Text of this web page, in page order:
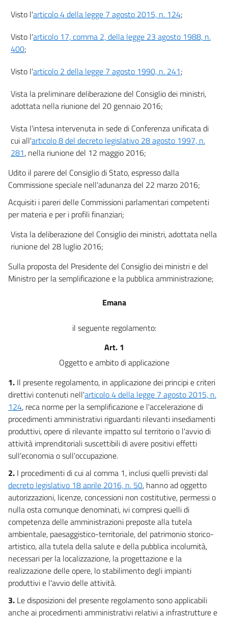
Visto l'articolo 4 della legge 7 agosto 2015, n. 124;
Visto l'articolo 17, comma 2, della legge 23 agosto 1988, n.
400;
Visto l'articolo 2 della legge 7 agosto 1990, n. 241;
Vista la preliminare deliberazione del Consiglio dei ministri,
adottata nella riunione del 20 gennaio 2016;
Vista l'intesa intervenuta in sede di Conferenza unificata di
cui all'articolo 8 del decreto legislativo 28 agosto 1997, n.
281, nella riunione del 12 maggio 2016;
Udito il parere del Consiglio di Stato, espresso dalla
Commissione speciale nell'adunanza del 22 marzo 2016;
Acquisiti i pareri delle Commissioni parlamentari competenti
per materia e per i profili finanziari;
Vista la deliberazione del Consiglio dei ministri, adottata nella
riunione del 28 luglio 2016;
Sulla proposta del Presidente del Consiglio dei ministri e del
Ministro per la semplificazione e la pubblica amministrazione;
Emana
il seguente regolamento:
Art. 1
Oggetto e ambito di applicazione
1. Il presente regolamento, in applicazione dei principi e criteri
direttivi contenuti nell'articolo 4 della legge 7 agosto 2015, n.
124, reca norme per la semplificazione e l'accelerazione di
procedimenti amministrativi riguardanti rilevanti insediamenti
produttivi, opere di rilevante impatto sul territorio o l'avvio di
attività imprenditoriali suscettibili di avere positivi effetti
sull'economia o sull'occupazione.
2. I procedimenti di cui al comma 1, inclusi quelli previsti dal
decreto legislativo 18 aprile 2016, n. 50, hanno ad oggetto
autorizzazioni, licenze, concessioni non costitutive, permessi o
nulla osta comunque denominati, ivi compresi quelli di
competenza delle amministrazioni preposte alla tutela
ambientale, paesaggistico-territoriale, del patrimonio storico-
artistico, alla tutela della salute e della pubblica incolumità,
necessari per la localizzazione, la progettazione e la
realizzazione delle opere, lo stabilimento degli impianti
produttivi e l'avvio delle attività.
3. Le disposizioni del presente regolamento sono applicabili
anche ai procedimenti amministrativi relativi a infrastrutture e